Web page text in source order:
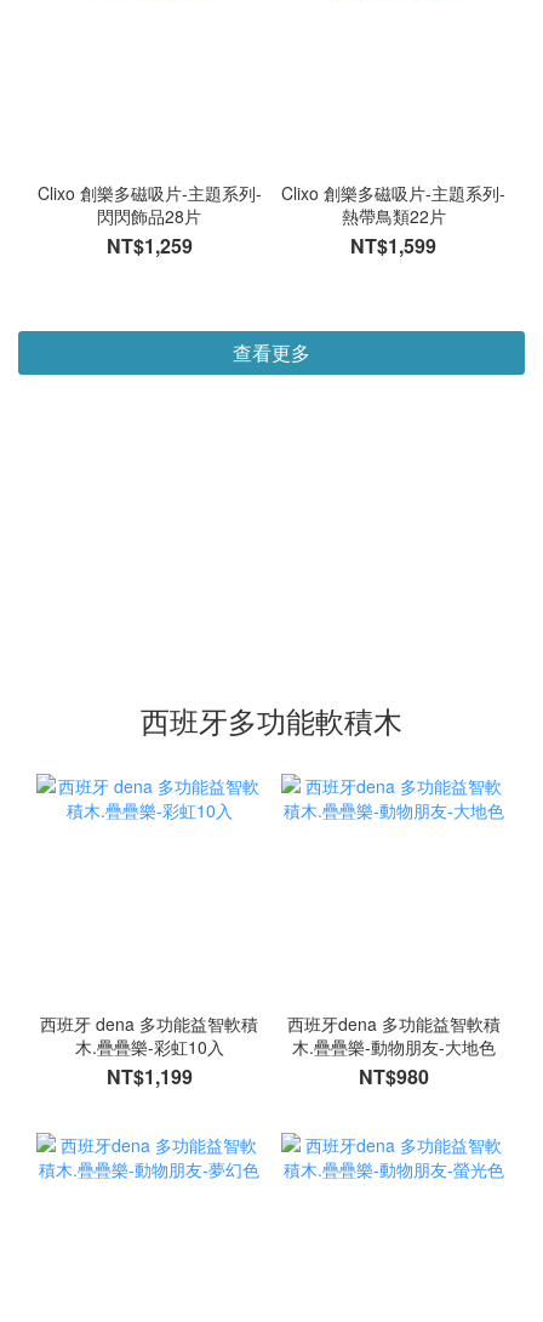
Clixo 創樂多磁吸片-主題系列-
閃閃飾品28片
NT$1,259
Clixo 創樂多磁吸片-主題系列-
熱帶鳥類22片
NT$1,599
查看更多
西班牙多功能軟積木
西班牙 dena 多功能益智軟積
木.疊疊樂-彩虹10入
NT$1,199
西班牙dena 多功能益智軟積
木.疊疊樂-動物朋友-大地色
NT$980